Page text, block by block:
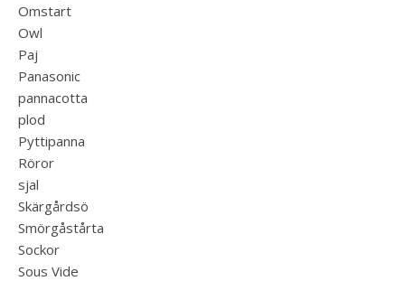
Omstart
Owl
Paj
Panasonic
pannacotta
plod
Pyttipanna
Röror
sjal
Skärgårdsö
Smörgåstårta
Sockor
Sous Vide